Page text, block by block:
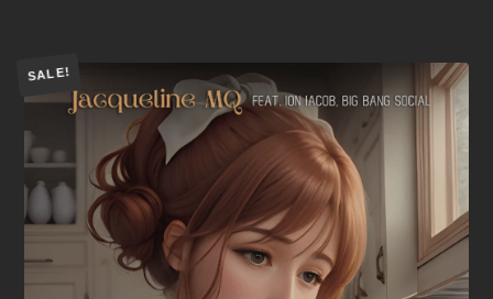
SALE!
Añadir al carrito